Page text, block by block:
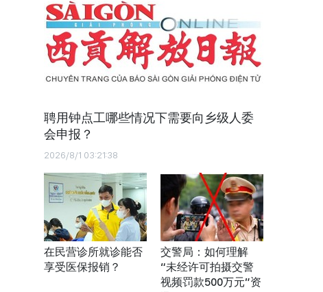
聘用钟点工哪些情况下需要向乡级人委
会申报？
2026/8/1 03:21:38
在民营诊所就诊能否
享受医保报销？
交警局：如何理解
“未经许可拍摄交警
视频罚款500万元”资